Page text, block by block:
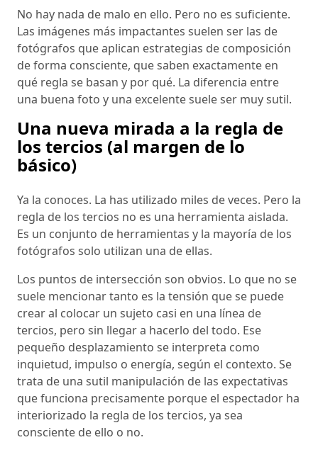
No hay nada de malo en ello. Pero no es suficiente.
Las imágenes más impactantes suelen ser las de
fotógrafos que aplican estrategias de composición
de forma consciente, que saben exactamente en
qué regla se basan y por qué. La diferencia entre
una buena foto y una excelente suele ser muy sutil.
Una nueva mirada a la regla de
los tercios (al margen de lo
básico)
Ya la conoces. La has utilizado miles de veces. Pero la
regla de los tercios no es una herramienta aislada.
Es un conjunto de herramientas y la mayoría de los
fotógrafos solo utilizan una de ellas.
Los puntos de intersección son obvios. Lo que no se
suele mencionar tanto es la tensión que se puede
crear al colocar un sujeto casi en una línea de
tercios, pero sin llegar a hacerlo del todo. Ese
pequeño desplazamiento se interpreta como
inquietud, impulso o energía, según el contexto. Se
trata de una sutil manipulación de las expectativas
que funciona precisamente porque el espectador ha
interiorizado la regla de los tercios, ya sea
consciente de ello o no.